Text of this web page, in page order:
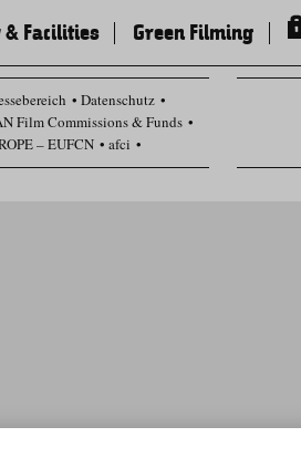
& Facilities Green Filming
Datenschutz
Film Commissions & Funds
– EUFCN
afci